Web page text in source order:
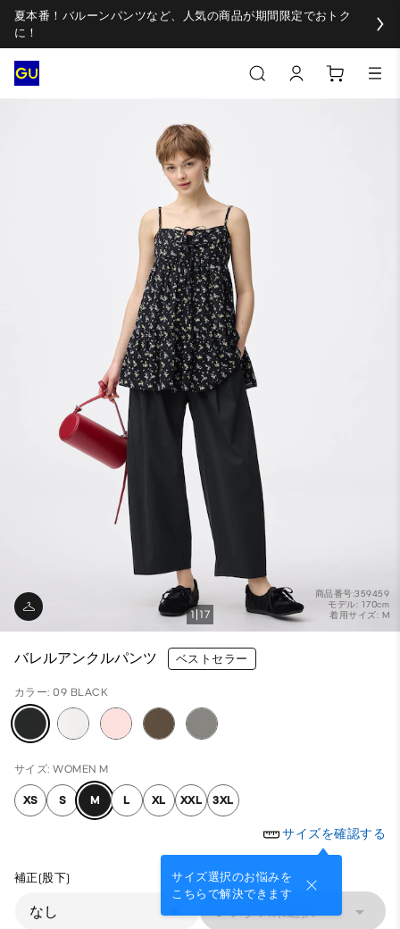
夏本番！バルーンパンツなど、人気の商品が期間限定でおトク
に！
商品番号:359459
モデル: 170cm
着用サイズ: M
1 17
バレルアンクルパンツ ベストセラー
カラー: 09 BLACK
サイズ: WOMEN M
XS S M L XL XXL 3XL
サイズを確認する
サイズ選択のお悩みを
こちらで解決できます
補正(股下)
なし レングス未選択